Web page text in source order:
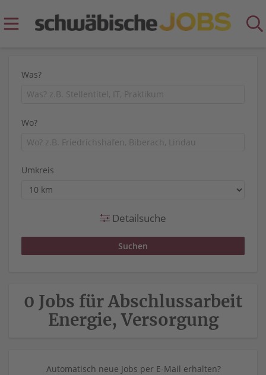
Was?
Wo?
Umkreis
Detailsuche
0 Jobs für Abschlussarbeit
Energie, Versorgung
Automatisch neue Jobs per E-Mail erhalten?